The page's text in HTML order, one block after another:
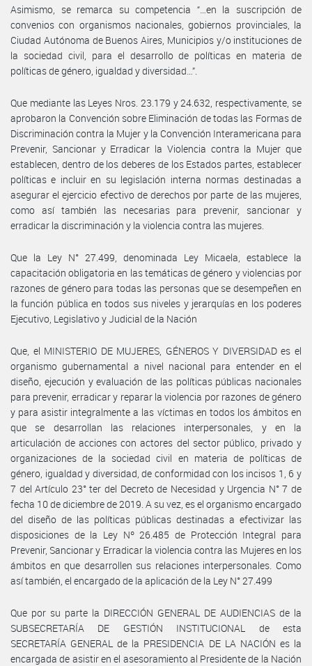
Asimismo, se remarca su competencia “…en la suscripción de
convenios con organismos nacionales, gobiernos provinciales, la
Ciudad Autónoma de Buenos Aires, Municipios y/o instituciones de
la sociedad civil, para el desarrollo de políticas en materia de
políticas de género, igualdad y diversidad…”.
Que mediante las Leyes Nros. 23.179 y 24.632, respectivamente, se
aprobaron la Convención sobre Eliminación de todas las Formas de
Discriminación contra la Mujer y la Convención Interamericana para
Prevenir, Sancionar y Erradicar la Violencia contra la Mujer que
establecen, dentro de los deberes de los Estados partes, establecer
políticas e incluir en su legislación interna normas destinadas a
asegurar el ejercicio efectivo de derechos por parte de las mujeres,
como así también las necesarias para prevenir, sancionar y
erradicar la discriminación y la violencia contra las mujeres.
Que la Ley N° 27.499, denominada Ley Micaela, establece la
capacitación obligatoria en las temáticas de género y violencias por
razones de género para todas las personas que se desempeñen en
la función pública en todos sus niveles y jerarquías en los poderes
Ejecutivo, Legislativo y Judicial de la Nación
Que, el MINISTERIO DE MUJERES, GÉNEROS Y DIVERSIDAD es el
organismo gubernamental a nivel nacional para entender en el
diseño, ejecución y evaluación de las políticas públicas nacionales
para prevenir, erradicar y reparar la violencia por razones de género
y para asistir integralmente a las víctimas en todos los ámbitos en
que se desarrollan las relaciones interpersonales, y en la
articulación de acciones con actores del sector público, privado y
organizaciones de la sociedad civil en materia de políticas de
género, igualdad y diversidad, de conformidad con los incisos 1, 6 y
7 del Artículo 23° ter del Decreto de Necesidad y Urgencia N° 7 de
fecha 10 de diciembre de 2019. A su vez, es el organismo encargado
del diseño de las políticas públicas destinadas a efectivizar las
disposiciones de la Ley Nº 26.485 de Protección Integral para
Prevenir, Sancionar y Erradicar la violencia contra las Mujeres en los
ámbitos en que desarrollen sus relaciones interpersonales. Como
así también, el encargado de la aplicación de la Ley N° 27.499
Que por su parte la DIRECCIÓN GENERAL DE AUDIENCIAS de la
SUBSECRETARÍA DE GESTIÓN INSTITUCIONAL de esta
SECRETARÍA GENERAL de la PRESIDENCIA DE LA NACIÓN es la
encargada de asistir en el asesoramiento al Presidente de la Nación